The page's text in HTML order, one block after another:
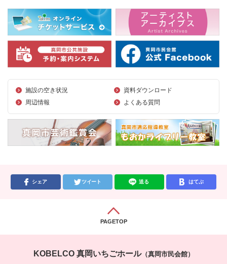
施設の空き状況
資料ダウンロード
周辺情報
よくある質問
シェア ツイート 送る はてぶ
PAGETOP
KOBELCO 真岡いちごホール（真岡市民会館）